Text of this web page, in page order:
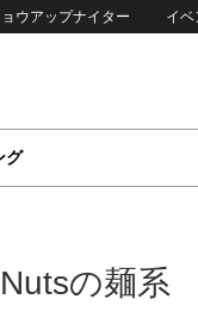
ウアップナイター イベ
グ
の麺系